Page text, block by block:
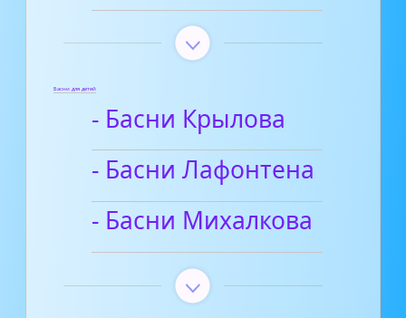
Басни для детей
- Басни Крылова
- Басни Лафонтена
- Басни Михалкова